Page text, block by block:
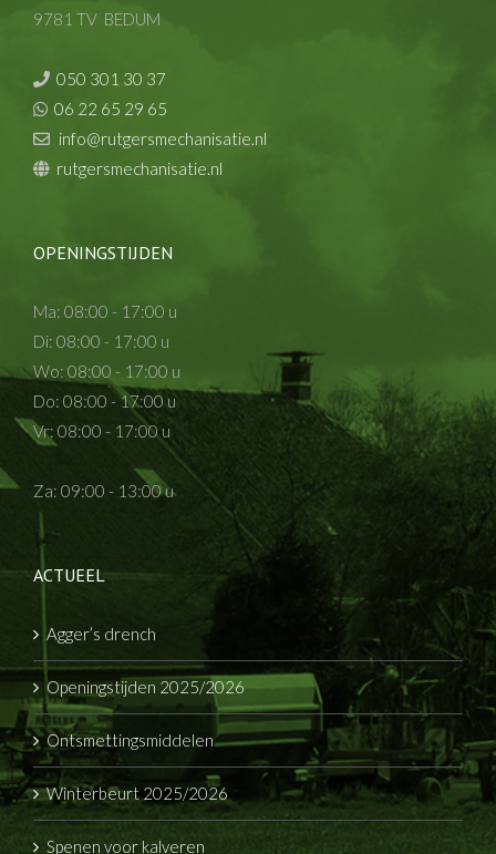
9781 TV BEDUM
050 301 30 37
06 22 65 29 65
info@rutgersmechanisatie.nl
rutgersmechanisatie.nl
OPENINGSTIJDEN
Ma: 08:00 - 17:00 u
Di: 08:00 - 17:00 u
Wo: 08:00 - 17:00 u
Do: 08:00 - 17:00 u
Vr: 08:00 - 17:00 u
Za: 09:00 - 13:00 u
ACTUEEL
Agger’s drench
Openingstijden 2025/2026
Ontsmettingsmiddelen
Winterbeurt 2025/2026
Spenen voor kalveren